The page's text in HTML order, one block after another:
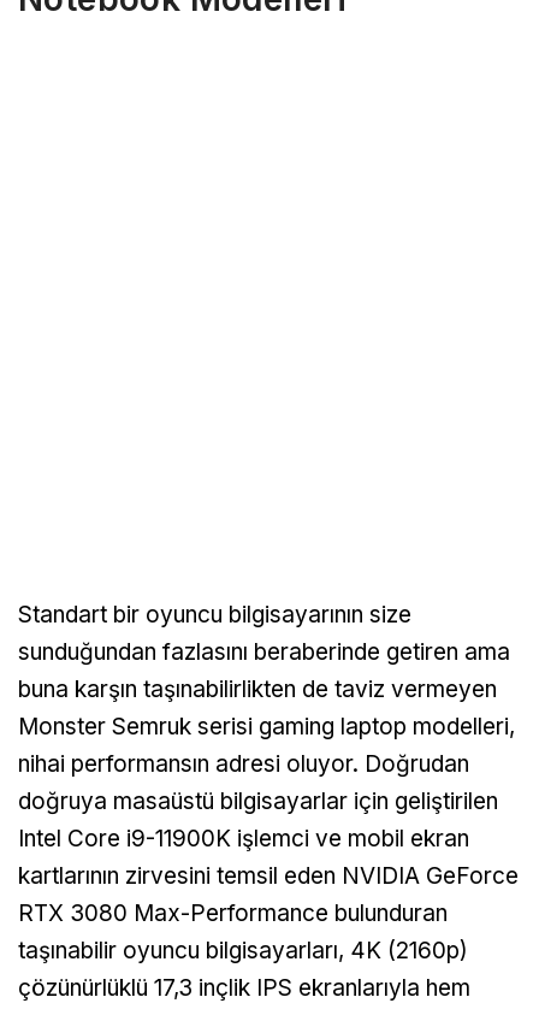
Standart bir oyuncu bilgisayarının size
sunduğundan fazlasını beraberinde getiren ama
buna karşın taşınabilirlikten de taviz vermeyen
Monster Semruk serisi gaming laptop modelleri,
nihai performansın adresi oluyor. Doğrudan
doğruya masaüstü bilgisayarlar için geliştirilen
Intel Core i9-11900K işlemci ve mobil ekran
kartlarının zirvesini temsil eden NVIDIA GeForce
RTX 3080 Max-Performance bulunduran
taşınabilir oyuncu bilgisayarları, 4K (2160p)
çözünürlüklü 17,3 inçlik IPS ekranlarıyla hem